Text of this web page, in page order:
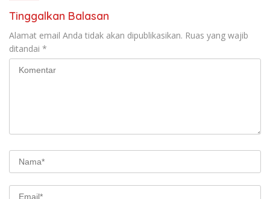
Tinggalkan Balasan
Alamat email Anda tidak akan dipublikasikan. Ruas yang wajib
ditandai *